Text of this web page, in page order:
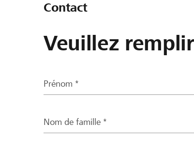
Contact
Veuillez
Prénom *
Nom de famille *